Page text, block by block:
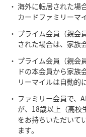
海外に転居された場
カードファミリーマ
プライム会員（親会
された場合は、家族
プライム会員（親会
ドの本会員から家族
リーマイルは自動的
ファミリー会員で、
が、18歳以上（高校
をお持ちいただいて
ます。